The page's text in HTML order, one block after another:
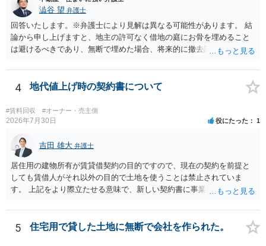
澁谷 望 弁護士
回答いたします。※弁護士により見解は異なる可能性があります。 結
論から申し上げますと、地主の許可なく借地の庭にお骨を埋めること
は避けるべきであり、無断で埋めた場合、将来的に撤去請求や退去時
上、自分のペットの遺骨を埋める行為自体は墓地埋葬法違反や不法投
棄には該当しないため、犯罪になるわけではありません。しかし、建
物の所有者は質問者様であっても、土地の所有権はあくまで地主にあ
ります。そのため、地主に無断でお骨を埋める行為は、他人の所有権
を侵害する行為や、借地人としての善管注意義務違反とみなされる可
事前に地主へ相談して許可を得るか、土地に直接埋めずに大きめの鉢
植え等で供養する「プランター葬」や、ペット霊園等への納骨を検討
されるのが確実かと思います。
4 地代値上げ時の契約書について
#賃料回収 #オーナー・売主側
2026年7月30日 役にたった 1
吉田 雄大 弁護士
居住用の建物所有が賃貸借契約の目的ですので、現在の契約を前提と
しても賃借人がそれ以外の目的で土地を使うことは禁止されていま
す。 上記をより際立たせる意味で、新しい契約書に事業用として用い
交渉である以上賃借人が拒んだ場合には入りませんが、提案するのは
良い方法と思います。
5 住宅用で貸した土地に無断で会社を作られた。